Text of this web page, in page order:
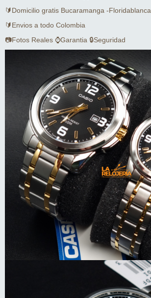
🔰Domicilio gratis Bucaramanga -Floridablanca
🔰Envios a todo Colombia
📷Fotos Reales ⌚Garantia 🔒Seguridad